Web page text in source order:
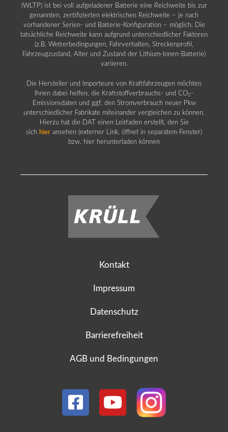
(WLTP) ist bei voll aufgeladener Batterie eine Reichweite bis zur
genannten, zertifizierten elektrischen Reichweite – je nach
vorhandener Serien- und Batterie-Konfiguration – möglich. Die
tatsächliche Reichweite kann aufgrund unterschiedlicher Faktoren
(z.B. Wetterbedingungen, Fahrverhalten, Streckenprofil,
Fahrzeugzustand, Alter und Zustand der Lithium-Ionen-Batterie)
variieren.
Die Hersteller und Importeure von Kraftfahrzeugen möchten
Ihnen dabei helfen, die Kraftstoffverbrauchs- und CO2 -
Emissionsdaten und ggf. den Stromverbrauch neuer Pkw
unterschiedlicher Fabrikate miteinander vergleichen zu können.
Hierzu hat die DAT einen Leitfaden erstellt, den Sie
sich hier ansehen (externer Link, öffnet in separatem Fenster)
bzw. hier herunterladen können
Kontakt
Impressum
Datenschutz
Barrierefreiheit
AGB und Bedingungen